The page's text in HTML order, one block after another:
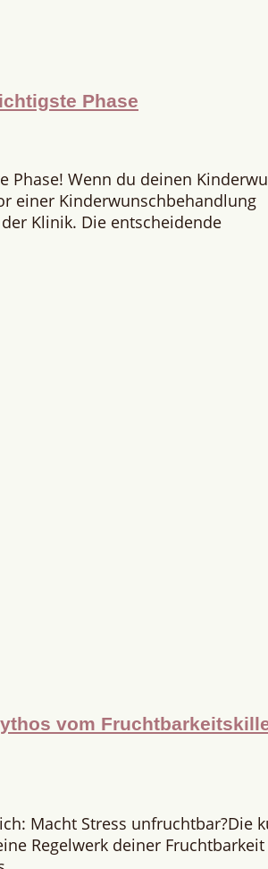
Phase
Phase! Wenn du deinen
einer Kinderwunschbehandlung
Klinik. Die entscheidende
vom
Macht Stress unfruchtbar?Die
Regelwerk deiner Fruchtbarkeit